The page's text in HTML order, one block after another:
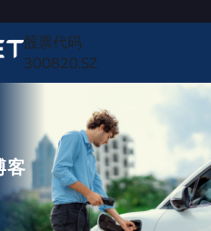
股票代码
300820.SZ
客